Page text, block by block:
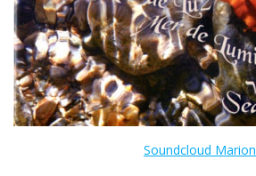
Soundcloud Marion